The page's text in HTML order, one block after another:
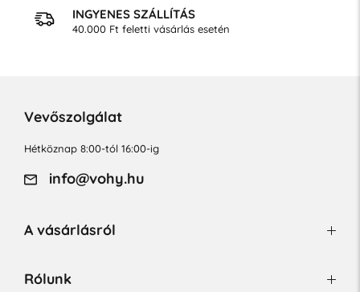
INGYENES SZÁLLÍTÁS
40.000 Ft feletti vásárlás esetén
Vevőszolgálat
Hétköznap 8:00-tól 16:00-ig
info@vohy.hu
A vásárlásról
Rólunk